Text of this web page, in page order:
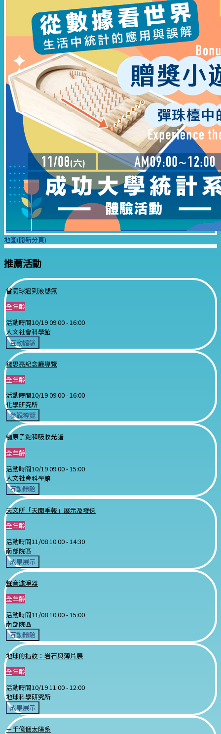
地圖(開新分頁)
推薦活動
當氣球遇到液態氮
全年齡
活動時間10/19 09:00 -16:00
人文社會科學館
互動體驗
錢思亮紀念廳導覽
全年齡
活動時間10/19 09:00 -16:00
化學研究所
參觀導覽
铷原子飽和吸收光譜
全年齡
活動時間10/19 09:00 - 15:00
人文社會科學館
互動體驗
天文所「天聞季報」展示及發送
全年齡
活動時間11/08 10:00 -14:30
南部院區
成果展示
聲音濾淨器
全年齡
活動時間11/08 10:00 - 15:00
南部院區
互動體驗
地球的指紋：岩石與薄片展
全年齡
活動時間10/19 11:00 -12:00
地球科學研究所
成果展示
ㄧ千億個太陽系